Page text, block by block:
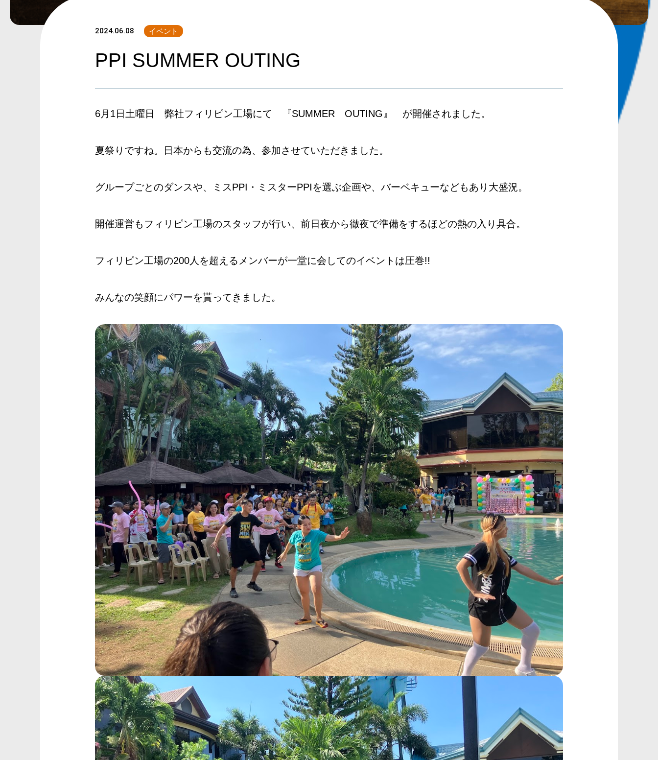
2024.06.08 イベント
PPI SUMMER OUTING
6月1日土曜日 弊社フィリピン工場にて 『SUMMER OUTING』 が開催されました。
夏祭りですね。日本からも交流の為、参加させていただきました。
グループごとのダンスや、ミスPPI・ミスターPPIを選ぶ企画や、バーベキューなどもあり大盛況。
開催運営もフィリピン工場のスタッフが行い、前日夜から徹夜で準備をするほどの熱の入り具合。
フィリピン工場の200人を超えるメンバーが一堂に会してのイベントは圧巻!!
みんなの笑顔にパワーを貰ってきました。